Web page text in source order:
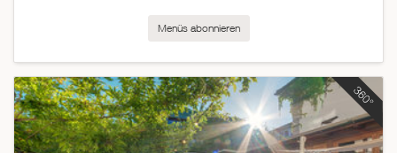
Menüs abonnieren